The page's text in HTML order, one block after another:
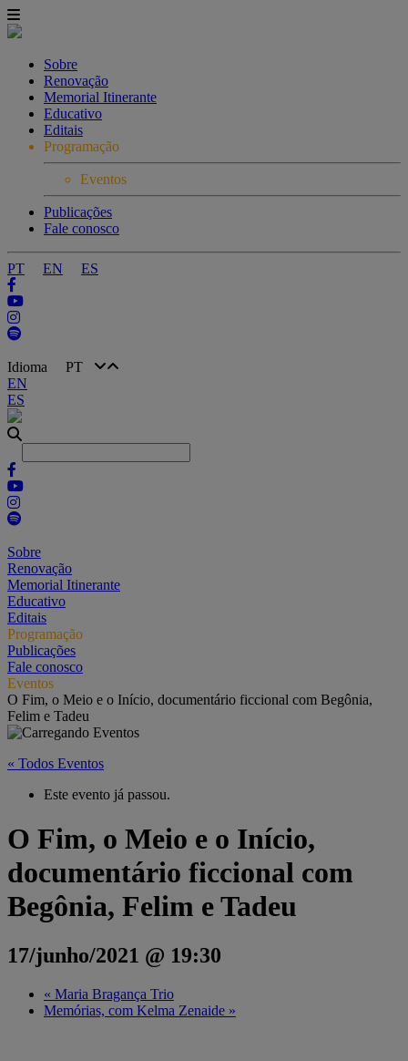
Sobre
Renovação
Memorial Itinerante
Educativo
Editais
Programação
Eventos
Publicações
Fale conosco
PT EN ES
Idioma PT
EN
ES
Sobre
Renovação
Memorial Itinerante
Educativo
Editais
Programação
Publicações
Fale conosco
Eventos
O Fim, o Meio e o Início, documentário ficcional com Begônia,
Felim e Tadeu
« Todos Eventos
Este evento já passou.
O Fim, o Meio e o Início,
documentário ficcional com
Begônia, Felim e Tadeu
17/junho/2021 @ 19:30
« Maria Bragança Trio
Memórias, com Kelma Zenaide »